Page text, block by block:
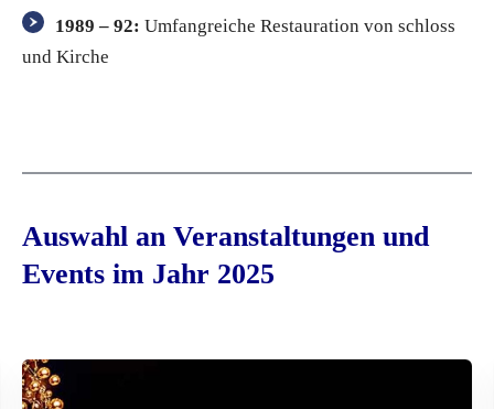
1989 – 92: Umfangreiche Restauration von schloss
und Kirche
Auswahl an Veranstaltungen und
Events im Jahr 2025